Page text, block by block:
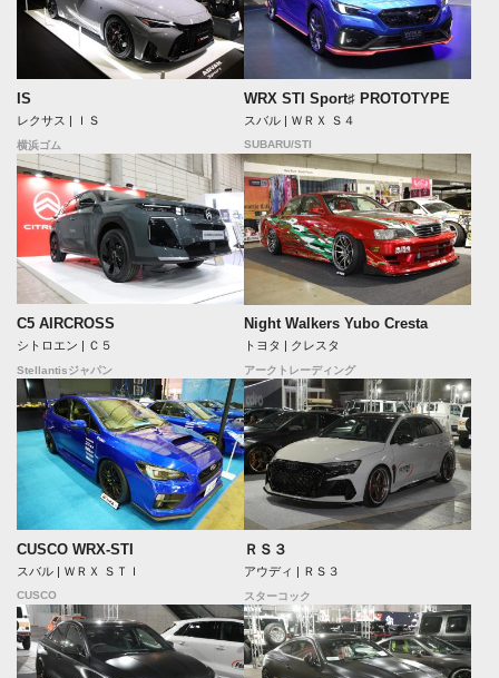
IS
レクサス | ＩＳ
横浜ゴム
WRX STI Sport♯ PROTOTYPE
スバル | ＷＲＸ Ｓ４
SUBARU/STI
C5 AIRCROSS
シトロエン | Ｃ５
Stellantisジャパン
Night Walkers Yubo Cresta
トヨタ | クレスタ
アークトレーディング
CUSCO WRX-STI
スバル | ＷＲＸ ＳＴＩ
CUSCO
ＲＳ３
アウディ | ＲＳ３
スターコック